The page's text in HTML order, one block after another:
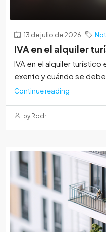
13 de julio de 2026
IVA en el alquiler
IVA en el alquiler turístico
exento y cuándo se debe
Continue reading
by Rodri